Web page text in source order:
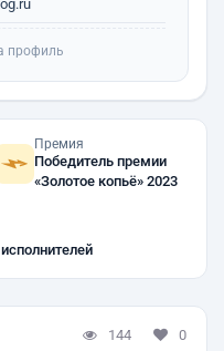
профиль
Премия
Победитель премии
«Золотое копьё» 2023
144 0